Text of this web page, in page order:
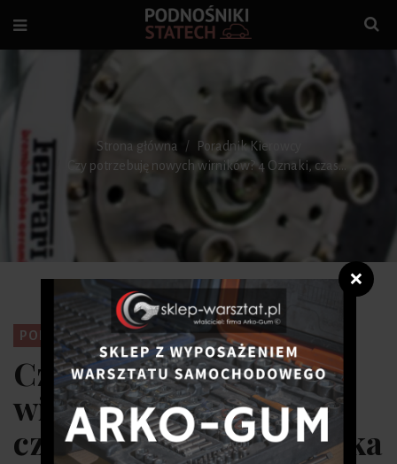
Strona główna
Poradnik Kierowcy
Czy potrzebuję nowych wirników? 4 Oznaki, czas...
PORADNIK KIEROWCY
Czy potrzebuję nowych
wirników? 4 Oznaki,
czas na wymianę wirnika
❌